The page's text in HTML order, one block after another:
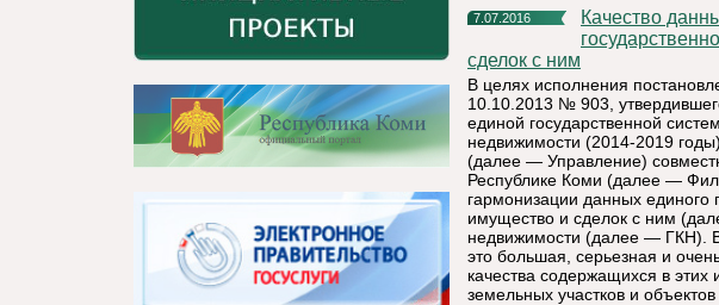
7.07.2016
Качество данных информационного ресурса Единого
сделок с ним
В целях исполнения
10.10.2013 № 903,
единой государственной
недвижимости (2014-2019
(далее — Управление)
Республике Коми (далее —
гармонизации данных единого
имущество и сделок с ним
недвижимости (далее — ГКН).
это большая, серьезная и
качества содержащихся в
земельных участков и объектов